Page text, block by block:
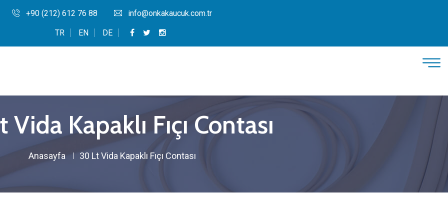
+90 (212) 612 76 88 info@onkakaucuk.com.tr
TR EN DE
Kapaklı Fıçı Contası
Anasayfa 30 Lt Vida Kapaklı Fıçı Contası